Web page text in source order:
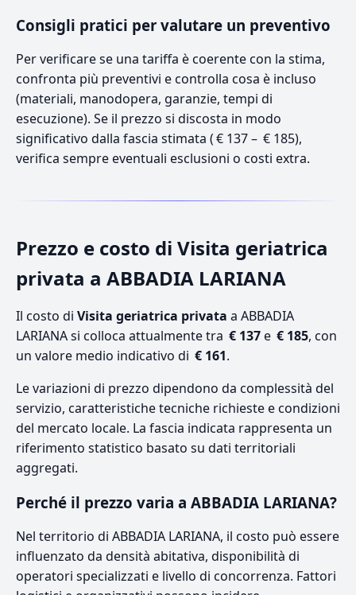
Consigli pratici per valutare un preventivo
Per verificare se una tariffa è coerente con la stima,
confronta più preventivi e controlla cosa è incluso
(materiali, manodopera, garanzie, tempi di
esecuzione). Se il prezzo si discosta in modo
significativo dalla fascia stimata ( € 137 – € 185),
verifica sempre eventuali esclusioni o costi extra.
Prezzo e costo di Visita geriatrica
privata a ABBADIA LARIANA
Il costo di Visita geriatrica privata a ABBADIA
LARIANA si colloca attualmente tra € 137e € 185, con
un valore medio indicativo di € 161.
Le variazioni di prezzo dipendono da complessità del
servizio, caratteristiche tecniche richieste e condizioni
del mercato locale. La fascia indicata rappresenta un
riferimento statistico basato su dati territoriali
aggregati.
Perché il prezzo varia a ABBADIA LARIANA?
Nel territorio di ABBADIA LARIANA, il costo può essere
influenzato da densità abitativa, disponibilità di
operatori specializzati e livello di concorrenza. Fattori